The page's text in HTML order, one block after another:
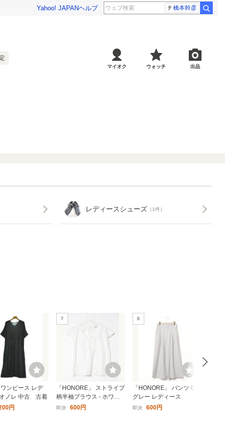
Yahoo! JAPANヘルプ 橋本幹彦
マイオク ウォッチ 出品
レディースシューズ （1件）
ンピース レデ
ノレ 中古 古着
円
7
「HONORE」 ストライプ
柄半袖ブラウス - ホワイ
ト レディース
即決 600円
8
「HONORE」 パンツ 0
グレー レディース
即決 600円